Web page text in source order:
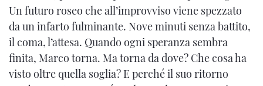
Un futuro roseo che all’improvviso viene spezzato
da un infarto fulminante. Nove minuti senza battito,
il coma, l’attesa. Quando ogni speranza sembra
finita, Marco torna. Ma torna da dove? Che cosa ha
visto oltre quella soglia? E perché il suo ritorno